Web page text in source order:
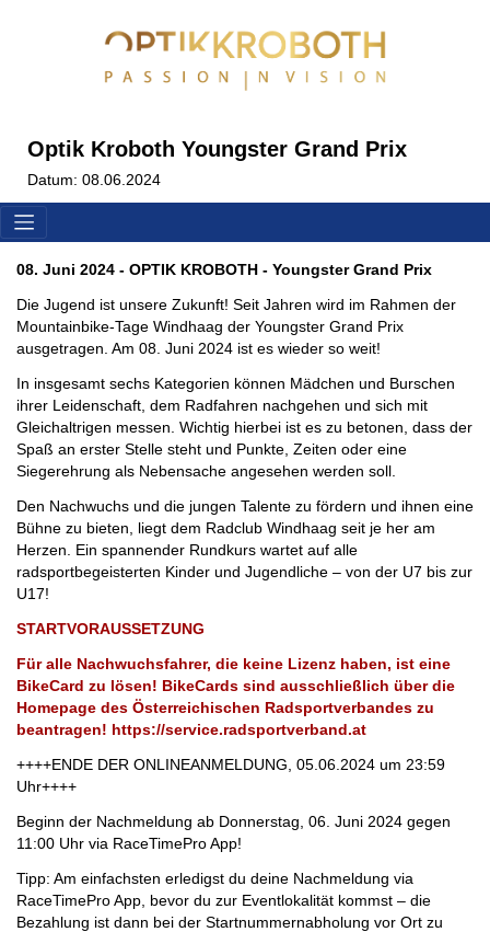
Optik Kroboth Youngster Grand Prix
Datum: 08.06.2024
08. Juni 2024 - OPTIK KROBOTH - Youngster Grand Prix
Die Jugend ist unsere Zukunft! Seit Jahren wird im Rahmen der
Mountainbike-Tage Windhaag der Youngster Grand Prix
ausgetragen. Am 08. Juni 2024 ist es wieder so weit!
In insgesamt sechs Kategorien können Mädchen und Burschen
ihrer Leidenschaft, dem Radfahren nachgehen und sich mit
Gleichaltrigen messen. Wichtig hierbei ist es zu betonen, dass der
Spaß an erster Stelle steht und Punkte, Zeiten oder eine
Siegerehrung als Nebensache angesehen werden soll.
Den Nachwuchs und die jungen Talente zu fördern und ihnen eine
Bühne zu bieten, liegt dem Radclub Windhaag seit je her am
Herzen. Ein spannender Rundkurs wartet auf alle
radsportbegeisterten Kinder und Jugendliche – von der U7 bis zur
U17!
STARTVORAUSSETZUNG
Für alle Nachwuchsfahrer, die keine Lizenz haben, ist eine
BikeCard zu lösen! BikeCards sind ausschließlich über die
Homepage des Österreichischen Radsportverbandes zu
beantragen! https://service.radsportverband.at
++++ENDE DER ONLINEANMELDUNG, 05.06.2024 um 23:59
Uhr++++
Beginn der Nachmeldung ab Donnerstag, 06. Juni 2024 gegen
11:00 Uhr via RaceTimePro App!
Tipp: Am einfachsten erledigst du deine Nachmeldung via
RaceTimePro App, bevor du zur Eventlokalität kommst – die
Bezahlung ist dann bei der Startnummernabholung vor Ort zu